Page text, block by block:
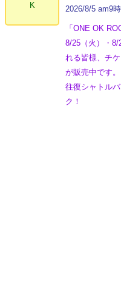
K
2026/8/5 am9時
「ONE OK
8/25（火）・8/
れる皆様、チ
が販売中です
往復シャトル
ク！